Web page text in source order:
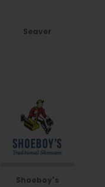
Seaver
Shoeboy's